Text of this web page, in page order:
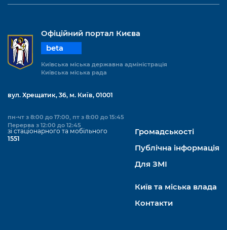
Офіційний портал Києва
beta
Київська міська державна адміністрація
Київська міська рада
вул. Хрещатик, 36, м. Київ, 01001
пн-чт з 8:00 до 17:00, пт з 8:00 до 15:45
Перерва з 12:00 до 12:45
зі стаціонарного та мобільного
1551
Громадськості
Публічна інформація
Для ЗМІ
Київ та міська влада
Контакти